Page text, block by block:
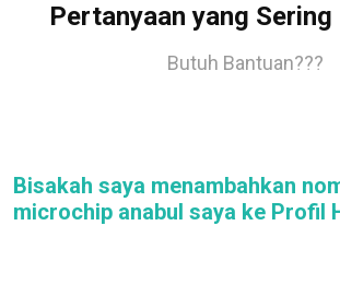
Pertanyaan yang Sering
Butuh Bantuan???
Bisakah saya menambahkan
microchip anabul saya ke Profil